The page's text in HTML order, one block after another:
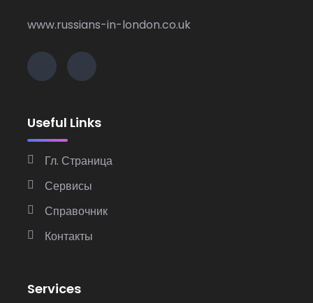
www.russians-in-london.co.uk
Useful Links
Гл. Страница
Сервисы
Справочник
Контакты
Services